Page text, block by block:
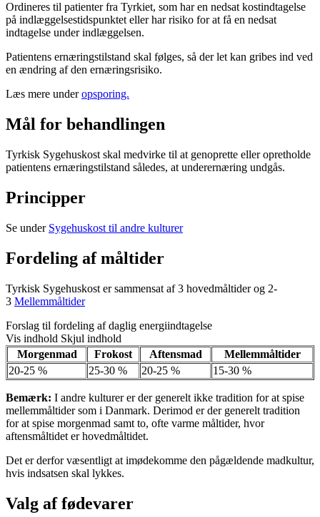
Ordineres til patienter fra Tyrkiet, som har en nedsat kostindtagelse
på indlæggelsestidspunktet eller har risiko for at få en nedsat
indtagelse under indlæggelsen.
Patientens ernæringstilstand skal følges, så der let kan gribes ind ved
en ændring af den ernæringsrisiko.
Læs mere underopsporing.
Mål for behandlingen
Tyrkisk Sygehuskost skal medvirke til at genoprette eller opretholde
patientens ernæringstilstand således, at underernæring undgås.
Principper
Se under Sygehuskost til andre kulturer
Fordeling af måltider
Tyrkisk Sygehuskost er sammensat af 3 hovedmåltider og 2-
3 Mellemmåltider
Forslag til fordeling af daglig energiindtagelse
Vis indhold Skjul indhold
Morgenmad
Frokost Aftensmad
Mellemmåltider
20-25 %
25-30 % 20-25 % 15-30 %
Bemærk: I andre kulturer er der generelt ikke tradition for at spise
mellemmåltider som i Danmark. Derimod er der generelt tradition
for at spise morgenmad samt to, ofte varme måltider, hvor
aftensmåltidet er hovedmåltidet.
Det er derfor væsentligt at imødekomme den pågældende madkultur,
hvis indsatsen skal lykkes.
Valg af fødevarer